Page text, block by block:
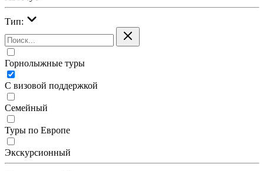
Тип:
Горнолыжные туры
С визовой поддержкой
Семейный
Туры по Европе
Экскурсионный